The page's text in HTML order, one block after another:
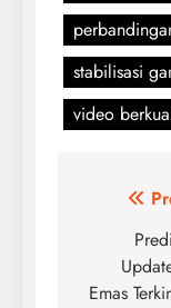
stabilisasi
video
Emas